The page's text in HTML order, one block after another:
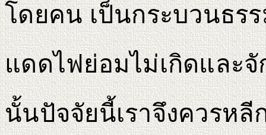
โดยคน เป็นกระบวนธร
แดดไฟย่อมไม่เกิดและ
นั้นปัจจัยนี้เราจึงควรหลี